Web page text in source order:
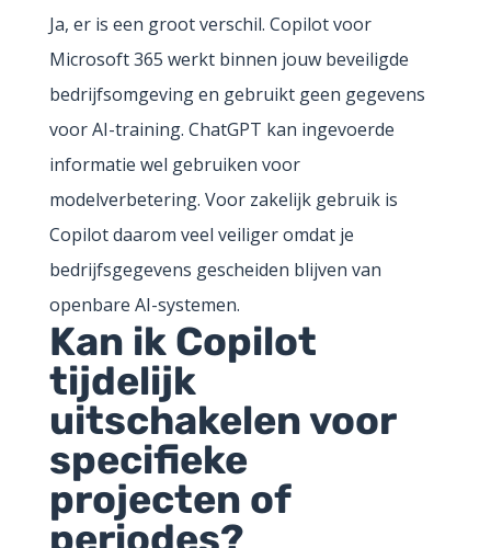
Ja, er is een groot verschil. Copilot voor
Microsoft 365 werkt binnen jouw beveiligde
bedrijfsomgeving en gebruikt geen gegevens
voor AI-training. ChatGPT kan ingevoerde
informatie wel gebruiken voor
modelverbetering. Voor zakelijk gebruik is
Copilot daarom veel veiliger omdat je
bedrijfsgegevens gescheiden blijven van
openbare AI-systemen.
Kan ik Copilot
tijdelijk
uitschakelen voor
specifieke
projecten of